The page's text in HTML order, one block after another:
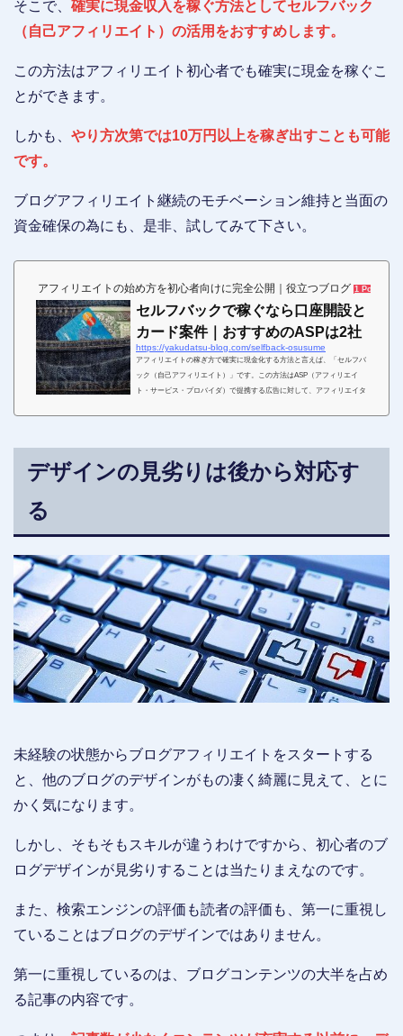
そこで、 確実に現金収入を稼ぐ方法としてセルフバック
（自己アフィリエイト）の活用をおすすめします。
この方法はアフィリエイト初心者でも確実に現金を稼ぐこ
とができます。
しかも、 やり方次第では10万円以上を稼ぎ出すことも可能
です。
ブログアフィリエイト継続のモチベーション維持と当面の
資金確保の為にも、是非、試してみて下さい。
アフィリエイトの始め方を初心者向けに完全公開｜役立つブログ 1 Pocket
セルフバックで稼ぐなら口座開設と
カード案件｜おすすめのASPは2社
https://yakudatsu-blog.com/selfback-osusume
アフィリエイトの稼ぎ方で確実に現金化する方法と言えば、「セルフバ
ック（自己アフィリエイト）」です。この方法はASP（アフィリエイ
ト・サービス・プロバイダ）で提携する広告に対して、アフィリエイタ
ぎやすいASP2社について詳しく解説していきます。セルフバ...
デザインの見劣りは後から対応す
る
未経験の状態からブログアフィリエイトをスタートする
と、他のブログのデザインがもの凄く綺麗に見えて、とに
かく気になります。
しかし、そもそもスキルが違うわけですから、初心者のブ
ログデザインが見劣りすることは当たりまえなのです。
また、検索エンジンの評価も読者の評価も、第一に重視し
ていることはブログのデザインではありません。
第一に重視しているのは、ブログコンテンツの大半を占め
る記事の内容です。